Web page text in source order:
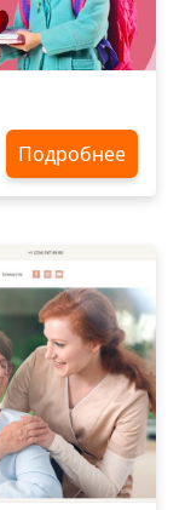
Подробнее